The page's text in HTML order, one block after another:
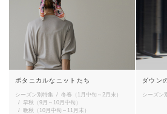
ボタニカルなニットたち
シーズン別特集
冬春（1月中旬～2月末）
早秋（9月～10月中旬）
晩秋（10月中旬～11月末）
ダウン
シーズン